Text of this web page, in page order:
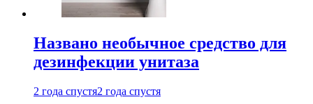
Названо необычное средство для
дезинфекции унитаза
2 года спустя2 года спустя